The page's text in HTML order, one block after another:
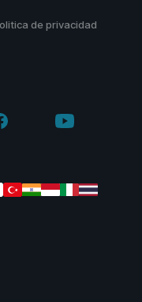
de privacidad